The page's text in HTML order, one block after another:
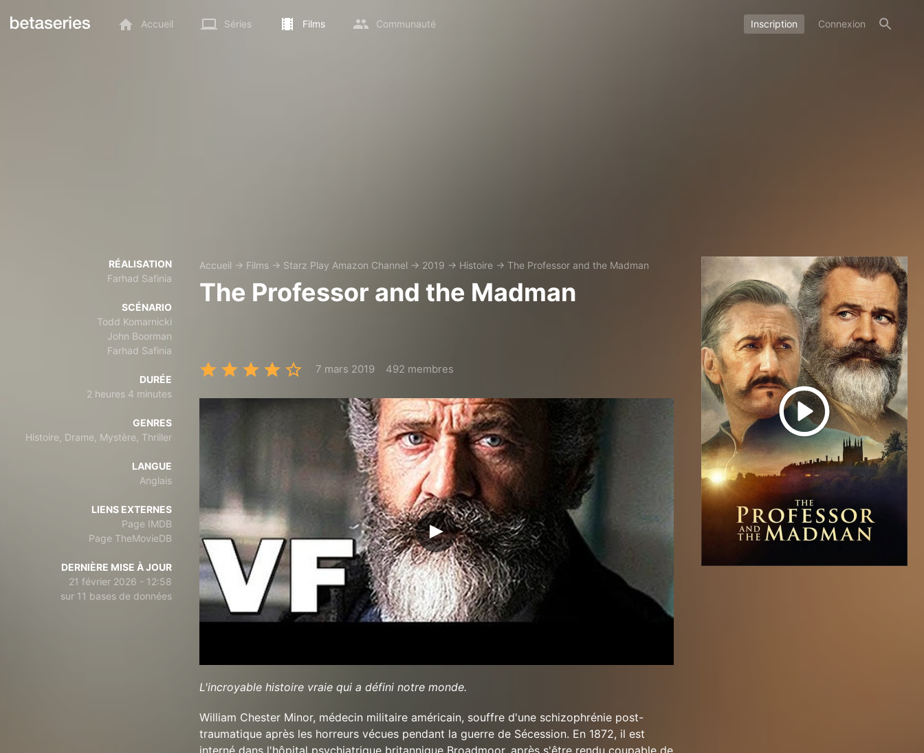
Accueil Séries Films Communauté Inscription Connexion
RÉALISATION
Farhad Safinia
SCÉNARIO
Todd Komarnicki
John Boorman
Farhad Safinia
DURÉE
2 heures 4 minutes
GENRES
Histoire, Drame, Mystère, Thriller
LANGUE
Anglais
LIENS EXTERNES
Page IMDB
Page TheMovieDB
DERNIÈRE MISE À JOUR
21 février 2026 - 12:58
sur 11 bases de données
Accueil → Films → Starz Play Amazon Channel → 2019 → Histoire → The Professor and the Madman
The Professor and the Madman
7 mars 2019 492 membres
L'incroyable histoire vraie qui a défini notre monde.
William Chester Minor, médecin militaire américain, souffre d'une schizophrénie post-
traumatique après les horreurs vécues pendant la guerre de Sécession. En 1872, il est